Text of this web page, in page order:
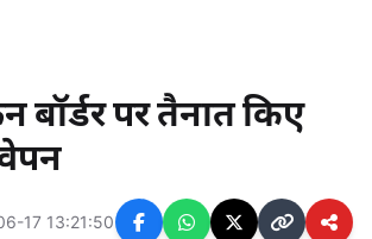
बॉर्डर पर तैनात किए
17 13:21:50